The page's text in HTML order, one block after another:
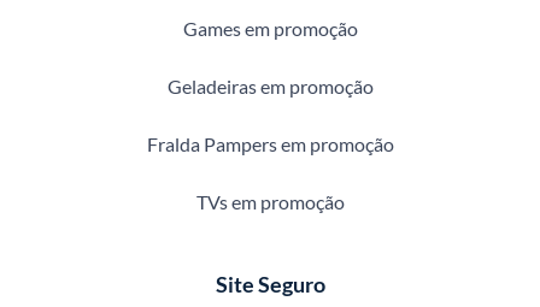
Games em promoção
Geladeiras em promoção
Fralda Pampers em promoção
TVs em promoção
Site Seguro